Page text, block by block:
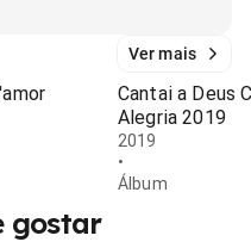
Ver mais
Cantai a Deus
Alegria 2019
2019
•
Álbum
gostar